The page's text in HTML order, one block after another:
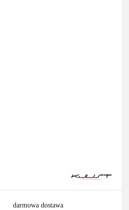
darmowa dostawa